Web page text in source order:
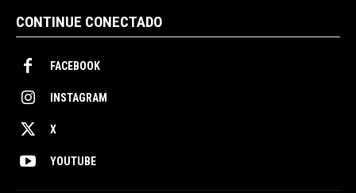
CONTINUE CONECTADO
FACEBOOK
INSTAGRAM
X
YOUTUBE